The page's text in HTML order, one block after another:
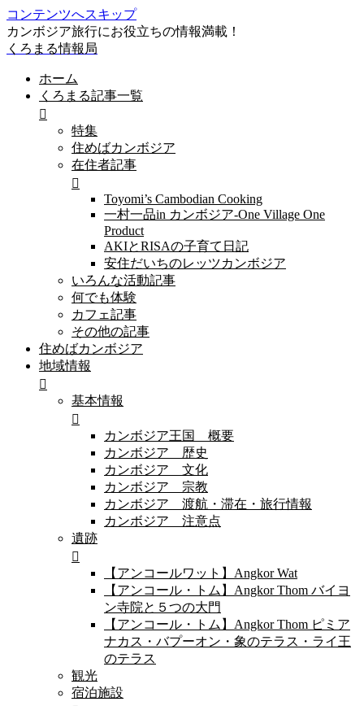
コンテンツへスキップ
カンボジア旅行にお役立ちの情報満載！
くろまる情報局
ホーム
くろまる記事一覧
特集
住めばカンボジア
在住者記事
Toyomi’s Cambodian Cooking
一村一品in カンボジア-One Village One
Product
AKIとRISAの子育て日記
安住だいちのレッツカンボジア
いろんな活動記事
何でも体験
カフェ記事
その他の記事
住めばカンボジア
地域情報
基本情報
カンボジア王国 概要
カンボジア 歴史
カンボジア 文化
カンボジア 宗教
カンボジア 渡航・滞在・旅行情報
カンボジア 注意点
遺跡
【アンコールワット】Angkor Wat
【アンコール・トム】Angkor Thom バイヨ
ン寺院と５つの大門
【アンコール・トム】Angkor Thom ピミア
ナカス・バプーオン・象のテラス・ライ王
のテラス
観光
宿泊施設